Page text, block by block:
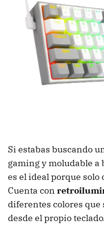
Si estabas buscando
gaming y moludable a
es el ideal porque solo
Cuenta con
diferentes colores
desde el propio